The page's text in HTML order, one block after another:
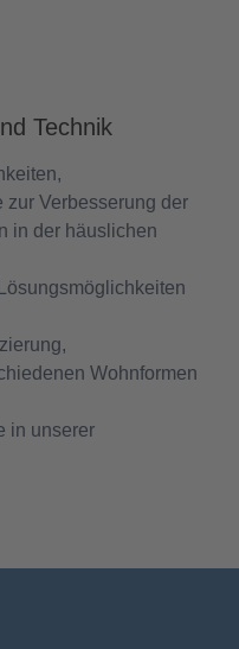
Technik
zur Verbesserung der
in der häuslichen
Wohnformen
in unserer